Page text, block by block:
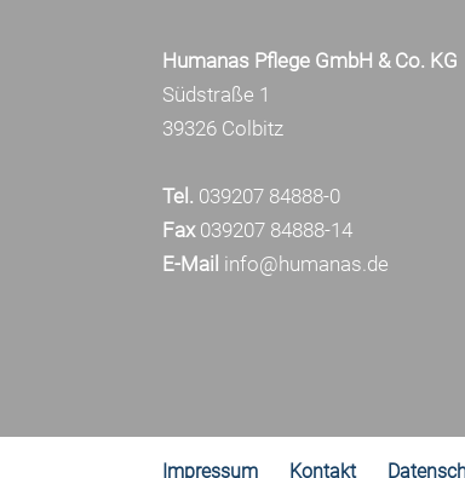
Humanas Pflege GmbH & Co. KG
Südstraße 1
39326 Colbitz
Tel. 039207 84888-0
Fax039207 84888-14
E-Mail info@humanas.de
Impressum Kontakt